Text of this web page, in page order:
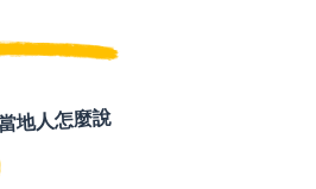
地人怎麼說